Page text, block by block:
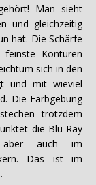
Man sieht
und gleichzeitig
hat. Die Schärfe
Konturen
sich in den
und mit wieviel
Die Farbgebung
trotzdem
die Blu-Ray
aber auch im
Das ist im